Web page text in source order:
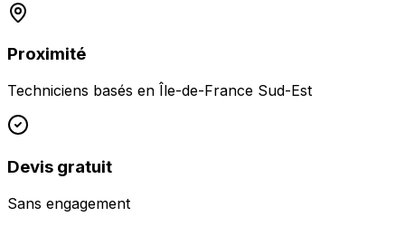
Proximité
Techniciens basés en Île-de-France Sud-Est
Devis gratuit
Sans engagement